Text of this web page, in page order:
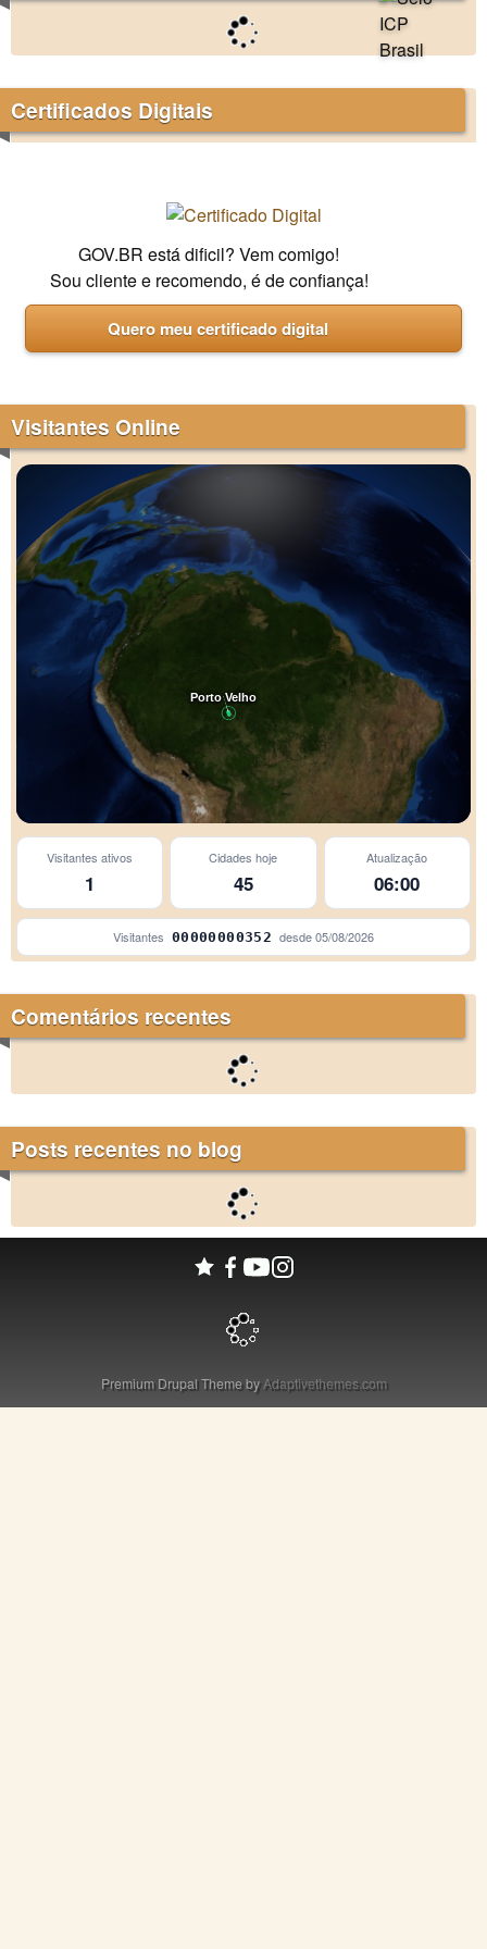
Certificados Digitais
GOV.BR está dificil? Vem comigo!
Sou cliente e recomendo, é de confiança!
Quero meu certificado digital
Visitantes Online
Porto Velho
Visitantes ativos
1
Cidades hoje
45
Atualização
06:00
Visitantes 00000000352 desde05/08/2026
Comentários recentes
Posts recentes no blog
Premium Drupal Theme byAdaptivethemes.com